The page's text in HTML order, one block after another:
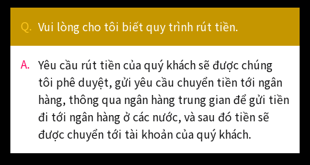
Vui lòng cho tôi biết quy trình rút tiền.
Yêu cầu rút tiền của quý khách sẽ được chúng
tôi phê duyệt, gửi yêu cầu chuyển tiền tới ngân
hàng, thông qua ngân hàng trung gian để gửi tiền
đi tới ngân hàng ở các nước, và sau đó tiền sẽ
được chuyển tới tài khoản của quý khách.